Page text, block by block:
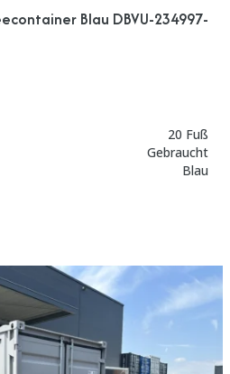
Blau DBVU-234997-
20 Fuß
Gebraucht
Blau